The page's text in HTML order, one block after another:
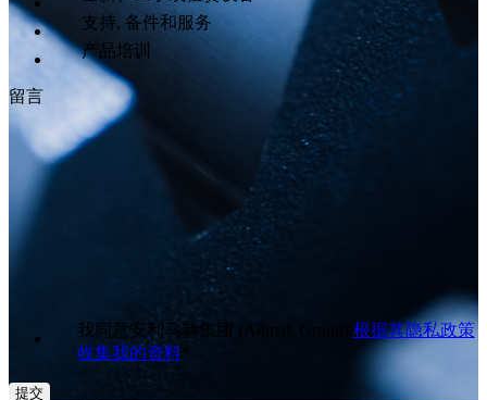
支持, 备件和服务
产品培训
留言
我同意安利马赫集团 (Alimak Group) 根据其隐私政策
收集我的资料*